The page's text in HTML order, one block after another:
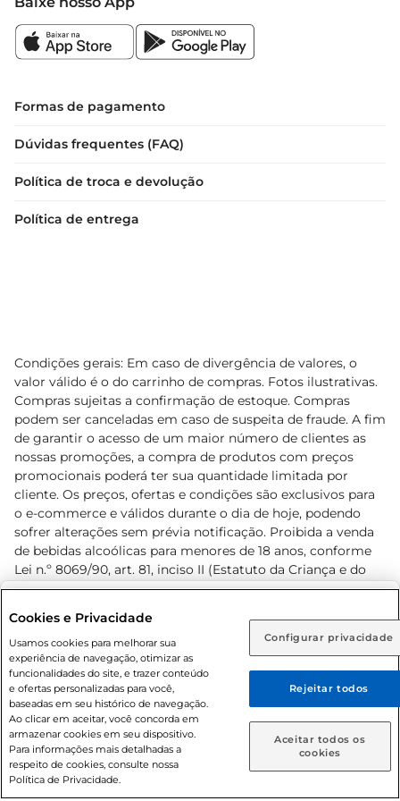
Rio de Janeiro (RJ) Goiás (GO)
Ou
Caso queira comprar online, informe como deseja receber
suas compras:
Entrega em casa Retire em Loja
Formas de pagamento
Dúvidas frequentes (FAQ)
Política de troca e devolução
Política de entrega
Condições gerais: Em caso de divergência de valores, o
valor válido é o do carrinho de compras. Fotos ilustrativas.
Compras sujeitas a confirmação de estoque. Compras
podem ser canceladas em caso de suspeita de fraude. A fim
de garantir o acesso de um maior número de clientes as
nossas promoções, a compra de produtos com preços
promocionais poderá ter sua quantidade limitada por
cliente. Os preços, ofertas e condições são exclusivos para
o e-commerce e válidos durante o dia de hoje, podendo
sofrer alterações sem prévia notificação. Proibida a venda
de bebidas alcoólicas para menores de 18 anos, conforme
Lei n.º 8069/90, art. 81, inciso II (Estatuto da Criança e do
Adolescente). Preços e condições exclusivos para o
prévio. O valor mínimo para as compras on-line é de R$
80,00.
© 2026 Copyright. Todos os direitos
reservados Prezunic.
Cookies e Privacidade
Usamos cookies para melhorar sua
experiência de navegação, otimizar as
funcionalidades do site, e trazer conteúdo
e ofertas personalizadas para você,
baseadas em seu histórico de navegação.
Ao clicar em aceitar, você concorda em
armazenar cookies em seu dispositivo.
Para informações mais detalhadas a
respeito de cookies, consulte nossa
Política de Privacidade.
Configurar privacidade
Rejeitar todos
Aceitar todos os
cookies